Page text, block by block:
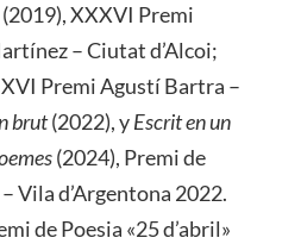
XXXVI Premi
– Ciutat d’Alcoi;
Premi Agustí Bartra –
brut(2022), yEscrit en un
(2024), Premi de
Vila d’Argentona 2022.
de Poesia «25 d’abril»